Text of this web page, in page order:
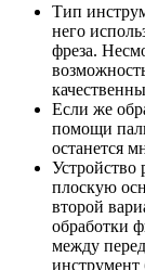
Тип
него
фреза.
Если же
помощи
останется
Устройство
плоскую
второй
обработки
между
инструмент